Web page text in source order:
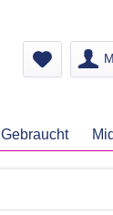
Gebraucht